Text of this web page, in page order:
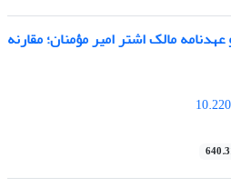
مالک اشتر امیر مؤمنان؛ مقارنه